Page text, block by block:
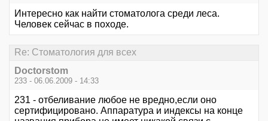
Интересно как найти стоматолога среди леса.
Человек сейчас в походе.
Re: Стоматология для всех
Doctorstom
233 - 06.06.2009 - 14:33
231 - отбеливание любое не вредно,если оно
сертифицировано. Аппаратура и индексы на конце